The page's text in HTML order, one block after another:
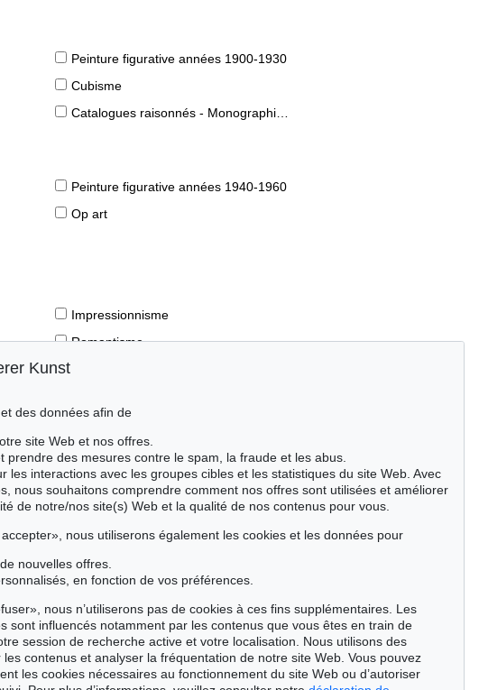
Peinture figurative années 1900-1930
Cubisme
Catalogues raisonnés - Monographies d'artistes
Peinture figurative années 1940-1960
Op art
Impressionnisme
Romantisme
Incunables et livres du XVIe siècle
Manuscrits anciens
Événements clés des sciences naturelles
Chercher
Kunst
des données afin de
site Web et nos offres.
prendre des mesures contre le spam, la fraude et les abus.
les interactions avec les groupes cibles et les statistiques du site Web. Avec
nous souhaitons comprendre comment nos offres sont utilisées et améliorer
de notre/nos site(s) Web et la qualité de nos contenus pour vous.
nous utiliserons également les cookies et les données pour
nouvelles offres.
en fonction de vos préférences.
nous n’utiliserons pas de cookies à ces fins supplémentaires. Les
sont influencés notamment par les contenus que vous êtes en train de
session de recherche active et votre localisation. Nous utilisons des
contenus et analyser la fréquentation de notre site Web. Vous pouvez
les cookies nécessaires au fonctionnement du site Web ou d’autoriser